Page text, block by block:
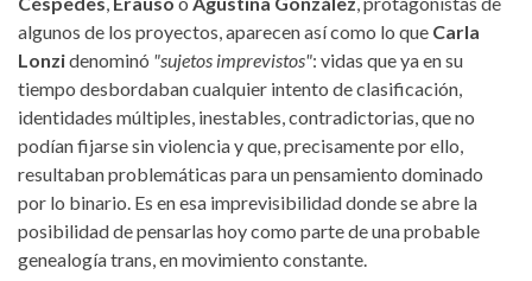
algunos de los proyectos, aparecen así como lo que Carla
Lonzidenominó "sujetos imprevistos": vidas que ya en su
tiempo desbordaban cualquier intento de clasificación,
identidades múltiples, inestables, contradictorias, que no
podían fijarse sin violencia y que, precisamente por ello,
resultaban problemáticas para un pensamiento dominado
por lo binario. Es en esa imprevisibilidad donde se abre la
posibilidad de pensarlas hoy como parte de una probable
genealogía trans, en movimiento constante.